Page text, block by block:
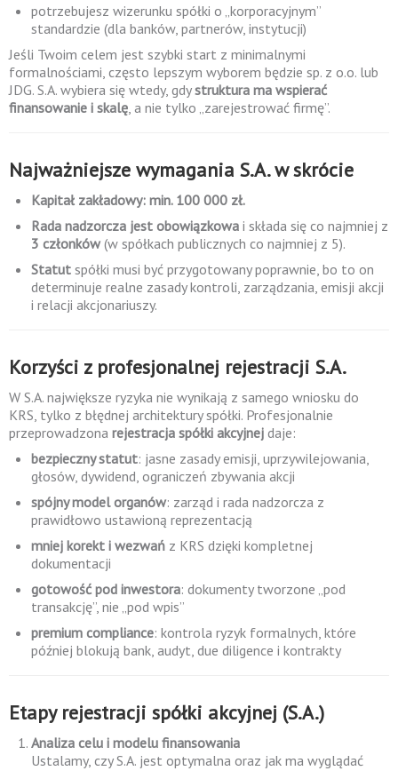
potrzebujesz wizerunku spółki o „korporacyjnym”
standardzie (dla banków, partnerów, instytucji)
Jeśli Twoim celem jest szybki start z minimalnymi
formalnościami, często lepszym wyborem będzie sp. z o.o. lub
JDG. S.A. wybiera się wtedy, gdystruktura ma wspierać
finansowanie i skalę, a nie tylko „zarejestrować firmę”.
Najważniejsze wymagania S.A. w skrócie
Kapitał zakładowy: min. 100 000 zł.
Rada nadzorcza jest obowiązkowa i składa się co najmniej z
3 członków(w spółkach publicznych co najmniej z 5).
Statut spółki musi być przygotowany poprawnie, bo to on
determinuje realne zasady kontroli, zarządzania, emisji akcji
i relacji akcjonariuszy.
Korzyści z profesjonalnej rejestracji S.A.
W S.A. największe ryzyka nie wynikają z samego wniosku do
KRS, tylko z błędnej architektury spółki. Profesjonalnie
przeprowadzona rejestracja spółki akcyjnej daje:
bezpieczny statut: jasne zasady emisji, uprzywilejowania,
głosów, dywidend, ograniczeń zbywania akcji
spójny model organów: zarząd i rada nadzorcza z
prawidłowo ustawioną reprezentacją
mniej korekt i wezwań z KRS dzięki kompletnej
dokumentacji
gotowość pod inwestora: dokumenty tworzone „pod
transakcję”, nie „pod wpis”
premium compliance: kontrola ryzyk formalnych, które
później blokują bank, audyt, due diligence i kontrakty
Etapy rejestracji spółki akcyjnej (S.A.)
Analiza celu i modelu finansowania
Ustalamy, czy S.A. jest optymalna oraz jak ma wyglądać